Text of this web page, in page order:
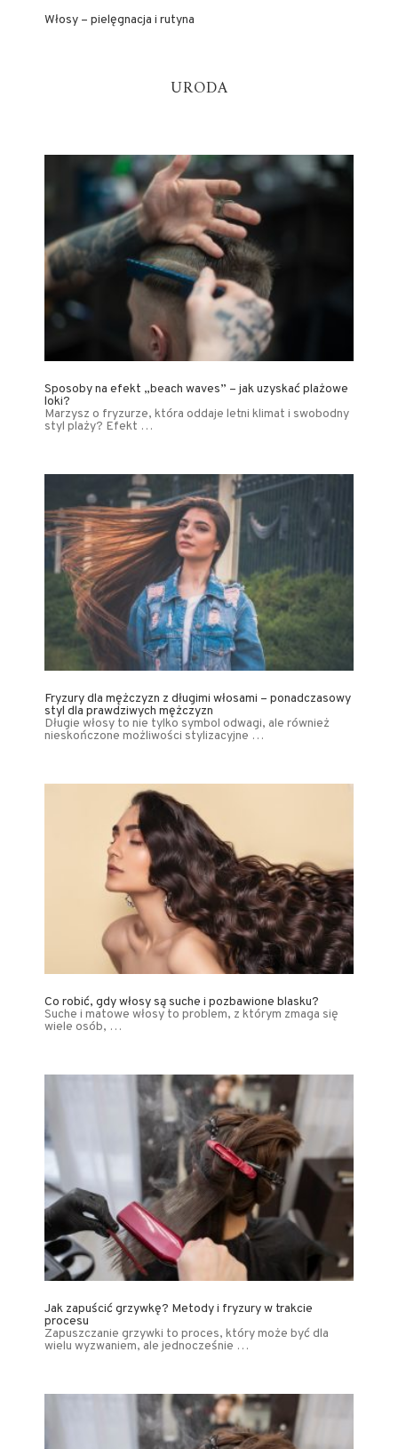
Włosy – pielęgnacja i rutyna
URODA
Sposoby na efekt „beach waves” – jak uzyskać plażowe
loki?
Marzysz o fryzurze, która oddaje letni klimat i swobodny
styl plaży? Efekt …
Fryzury dla mężczyzn z długimi włosami – ponadczasowy
styl dla prawdziwych mężczyzn
Długie włosy to nie tylko symbol odwagi, ale również
nieskończone możliwości stylizacyjne …
Co robić, gdy włosy są suche i pozbawione blasku?
Suche i matowe włosy to problem, z którym zmaga się
wiele osób, …
Jak zapuścić grzywkę? Metody i fryzury w trakcie
procesu
Zapuszczanie grzywki to proces, który może być dla
wielu wyzwaniem, ale jednocześnie …